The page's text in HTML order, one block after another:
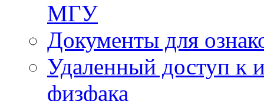
МГУ
Документы для
Удаленный доступ к
физфака